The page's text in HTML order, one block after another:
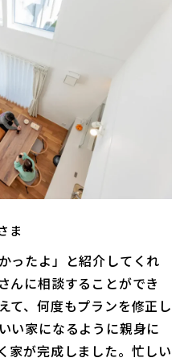
ま
ったよ」と紹介してくれ
んに相談することができ
て、何度もプランを修正し
い家になるように親身に
家が完成しました。忙しい